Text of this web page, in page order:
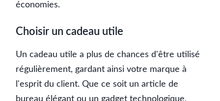
économies.
Choisir un cadeau utile
Un cadeau utile a plus de chances d'être utilisé
régulièrement, gardant ainsi votre marque à
l'esprit du client. Que ce soit un article de
bureau élégant ou un gadget technologique,